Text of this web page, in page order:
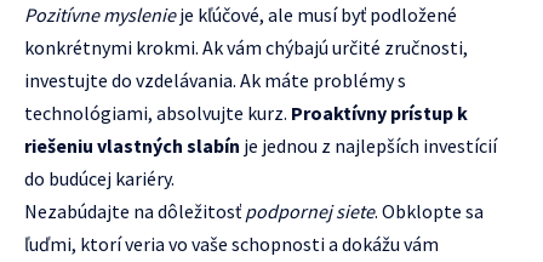
Pozitívne myslenieje kľúčové, ale musí byť podložené
konkrétnymi krokmi. Ak vám chýbajú určité zručnosti,
investujte do vzdelávania. Ak máte problémy s
technológiami, absolvujte kurz. Proaktívny prístup k
riešeniu vlastných slabín je jednou z najlepších investícií
do budúcej kariéry.
Nezabúdajte na dôležitosť podpornej siete. Obklopte sa
ľuďmi, ktorí veria vo vaše schopnosti a dokážu vám